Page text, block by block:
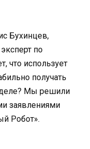
Бухинцев,
по
что использует
получать
деле? Мы решили
заявлениями
Робот».